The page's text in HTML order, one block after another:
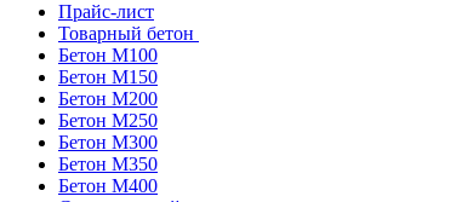
Прайс-лист
Товарный бетон
Бетон М100
Бетон М150
Бетон М200
Бетон М250
Бетон М300
Бетон М350
Бетон М400